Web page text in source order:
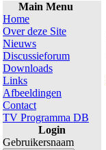
Main Menu
Home
Over deze Site
Nieuws
Discussieforum
Downloads
Links
Afbeeldingen
Contact
TV Programma DB
Login
Gebruikersnaam